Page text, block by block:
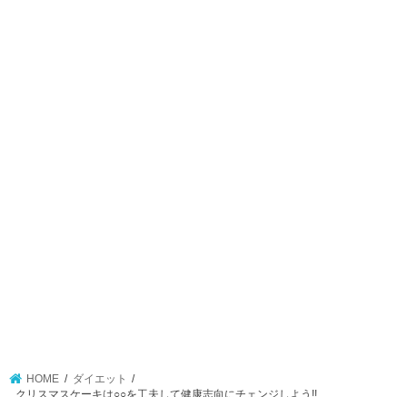
HOME
ダイエット
クリスマスケーキは○○を工夫して健康志向にチェンジしよう!!